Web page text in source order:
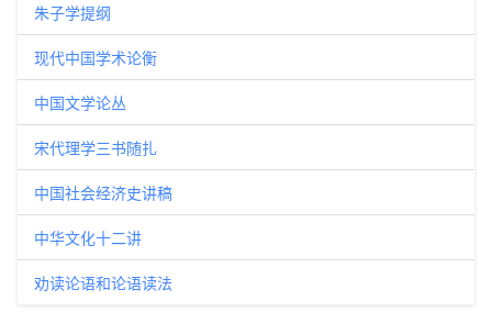
朱子学提纲
现代中国学术论衡
中国文学论丛
宋代理学三书随扎
中国社会经济史讲稿
中华文化十二讲
劝读论语和论语读法